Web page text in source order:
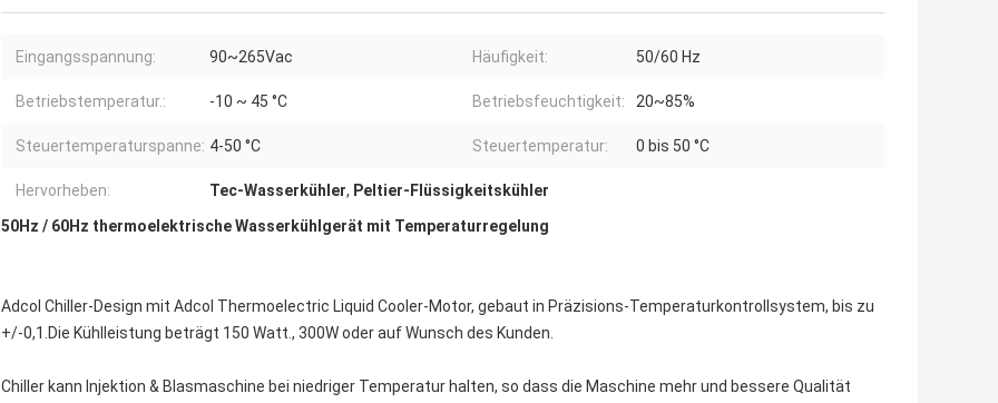
Eingangsspannung: 90~265Vac Häufigkeit: 50/60 Hz
Betriebstemperatur.: -10 ~ 45 °C Betriebsfeuchtigkeit: 20~85%
Steuertemperaturspanne: 4-50 °C Steuertemperatur: 0 bis 50 °C
Hervorheben: Tec-Wasserkühler, Peltier-Flüssigkeitskühler
50Hz / 60Hz thermoelektrische Wasserkühlgerät mit Temperaturregelung
Adcol Chiller-Design mit Adcol Thermoelectric Liquid Cooler-Motor, gebaut in Präzisions-Temperaturkontrollsystem, bis zu
+/-0,1.Die Kühlleistung beträgt 150 Watt., 300W oder auf Wunsch des Kunden.
Chiller kann Injektion & Blasmaschine bei niedriger Temperatur halten, so dass die Maschine mehr und bessere Qualität